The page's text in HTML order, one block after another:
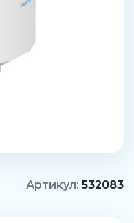
Артикул:532083